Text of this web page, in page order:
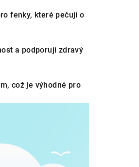
fenky, které pečují o
a podporují zdravý
což je výhodné pro